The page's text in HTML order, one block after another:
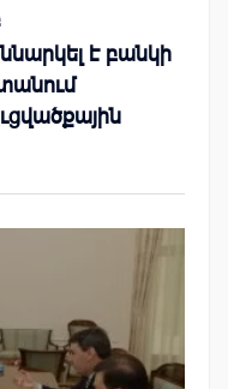
է բանկի